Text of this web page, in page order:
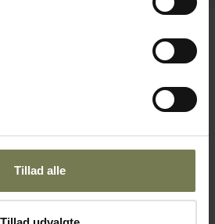
Tillad alle